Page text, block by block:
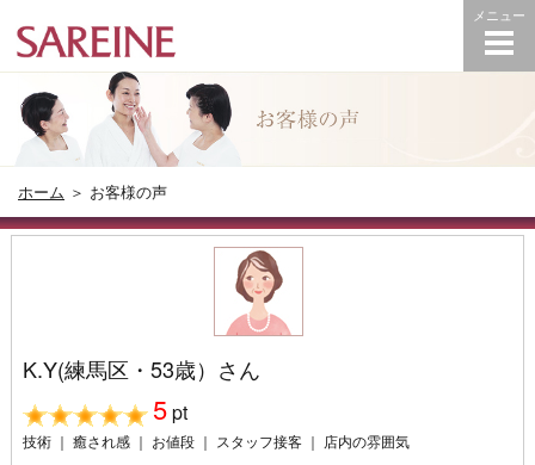
ホーム ＞ お客様の声
K.Y(練馬区・53歳）さん
5pt
技術 ｜ 癒され感 ｜ お値段 ｜ スタッフ接客 ｜ 店内の雰囲気